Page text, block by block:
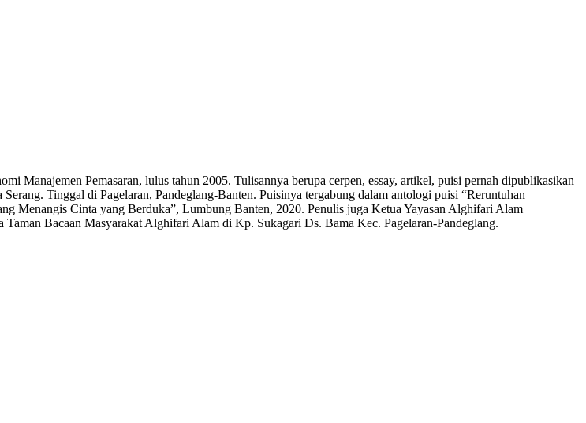
Manajemen Pemasaran, lulus tahun 2005. Tulisannya berupa cerpen, essay, artikel, puisi pernah dipublikasikan
Tinggal di Pagelaran, Pandeglang-Banten. Puisinya tergabung dalam antologi puisi “Reruntuhan
Menangis Cinta yang Berduka”, Lumbung Banten, 2020. Penulis juga Ketua Yayasan Alghifari Alam
Bacaan Masyarakat Alghifari Alam di Kp. Sukagari Ds. Bama Kec. Pagelaran-Pandeglang.